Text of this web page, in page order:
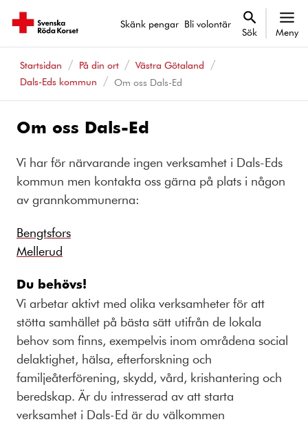
Skänk pengar Bli volontär
Sök Meny
Startsidan På din ort
Västra Götaland
Dals-Eds kommun
Om oss Dals-Ed
Om oss Dals-Ed
Vi har för närvarande ingen verksamhet i Dals-Eds
kommun men kontakta oss gärna på plats i någon
av grannkommunerna:
Bengtsfors
Mellerud
Du behövs!
Vi arbetar aktivt med olika verksamheter för att
stötta samhället på bästa sätt utifrån de lokala
behov som finns, exempelvis inom områdena social
delaktighet, hälsa, efterforskning och
familjeåterförening, skydd, vård, krishantering och
beredskap. Är du intresserad av att starta
verksamhet i Dals-Ed är du välkommen